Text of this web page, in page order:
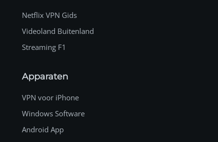
Netflix VPN Gids
Videoland Buitenland
Streaming F1
Apparaten
VPN voor iPhone
Windows Software
Android App